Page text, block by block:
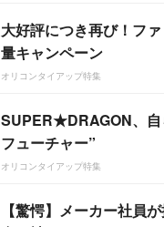
大好評につき再び！フ
量キャンペーン
オリコンタイアップ特集
SUPER★DRAGON、自
フューチャー”
オリコンタイアップ特集
【驚愕】メーカー社員